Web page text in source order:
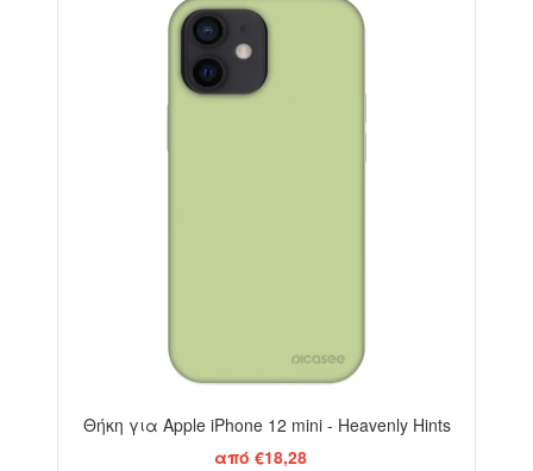
Θήκη για Apple iPhone 12 mini - Heavenly Hints
από €18,28